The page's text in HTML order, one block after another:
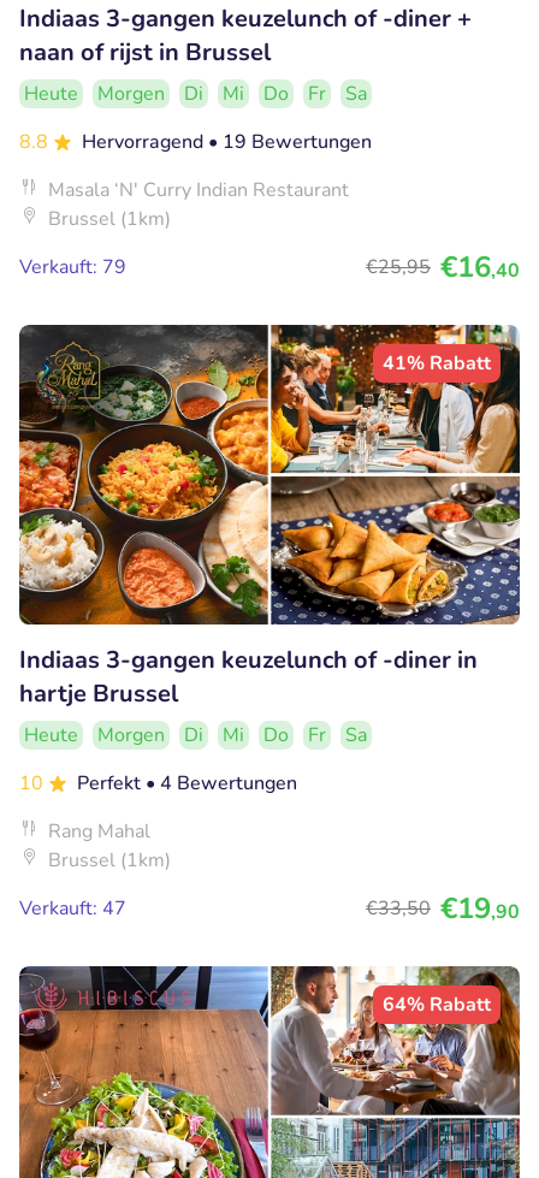
Indiaas 3-gangen keuzelunch of -diner +
naan of rijst in Brussel
Heute Morgen Di Mi Do Fr
Sa
8.8
Hervorragend • 19 Bewertungen
Masala ‘N' Curry Indian Restaurant
Brussel (1km)
Verkauft: 79
€25,95 €16,40
41% Rabatt
Indiaas 3-gangen keuzelunch of -diner in
hartje Brussel
Heute Morgen Di Mi Do Fr
Sa
10
Perfekt • 4 Bewertungen
Rang Mahal
Brussel (1km)
Verkauft: 47
€33,50 €19,90
64% Rabatt